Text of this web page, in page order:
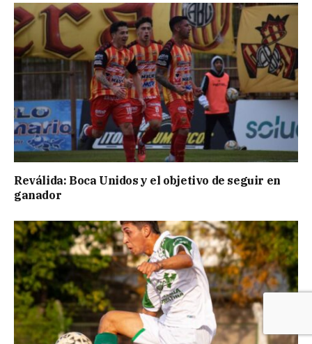
Reválida: Boca Unidos y el objetivo de seguir en
ganador